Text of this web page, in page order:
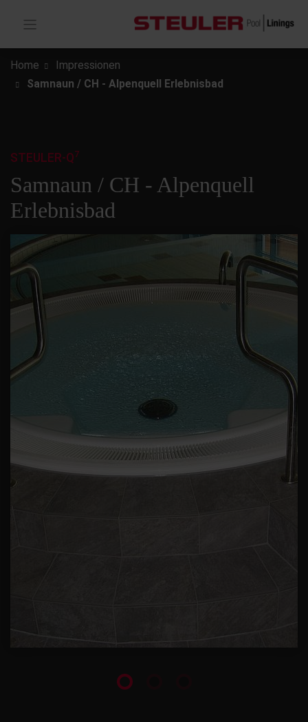
Home
Impressionen
Samnaun / CH - Alpenquell Erlebnisbad
Samnaun / CH - Alpenquell
Erlebnisbad
STEULER-Q7